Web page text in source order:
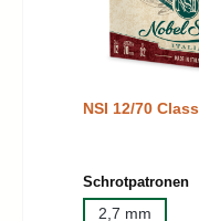
Schrotpatronen
2,7 mm